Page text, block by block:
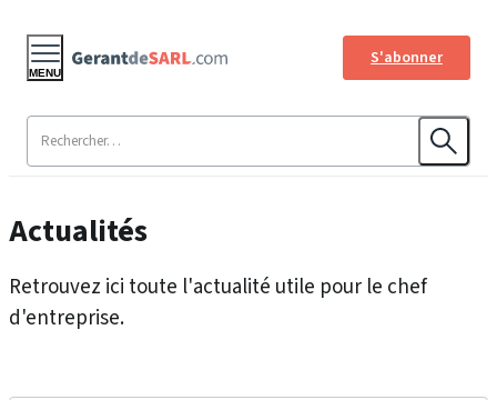
S'abonner
MENU
Actualités
Retrouvez ici toute l'actualité utile pour le chef
d'entreprise.